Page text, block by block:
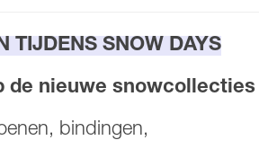
TIJDENS SNOW DAYS
de nieuwe snowcollecties
bindingen,